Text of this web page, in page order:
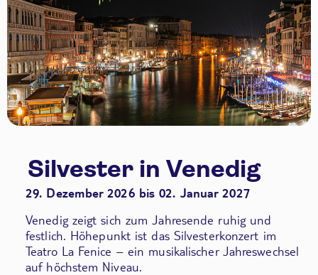
Silvester in Venedig
29. Dezember 2026 bis 02. Januar 2027
Venedig zeigt sich zum Jahresende ruhig und
festlich. Höhepunkt ist das Silvesterkonzert im
Teatro La Fenice – ein musikalischer Jahreswechsel
auf höchstem Niveau.